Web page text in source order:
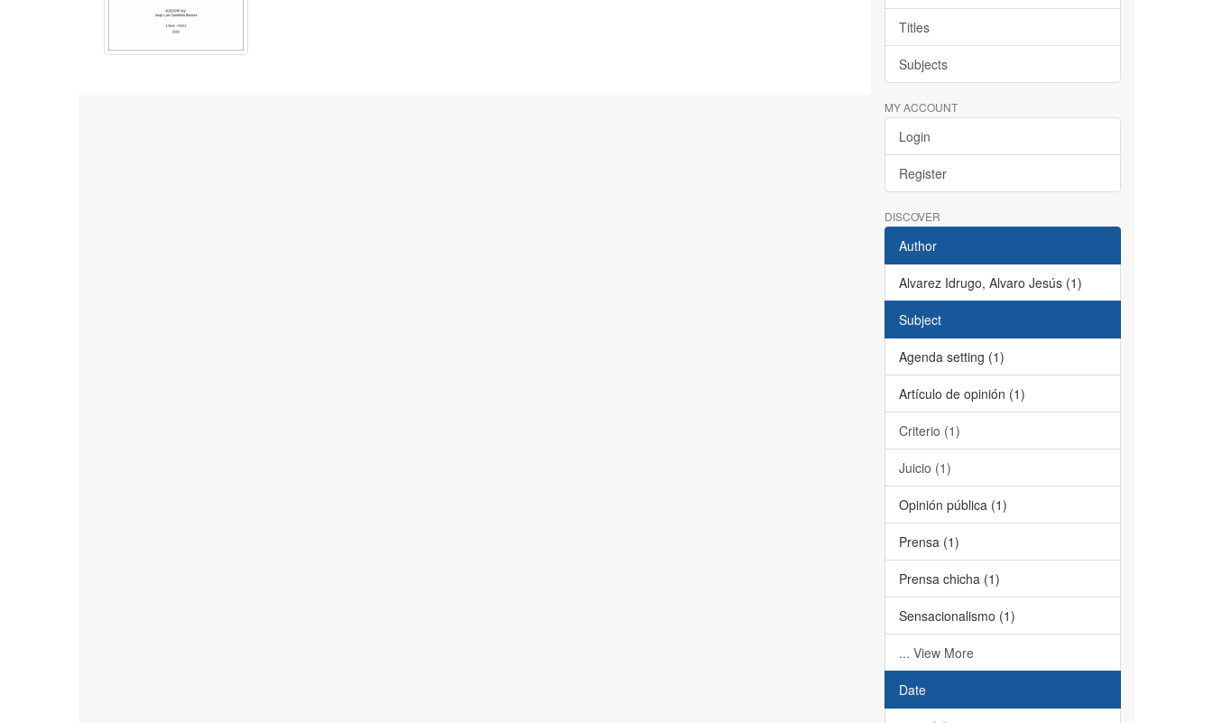
Titles
Subjects
MY ACCOUNT
Login
Register
DISCOVER
Author
Alvarez Idrugo, Alvaro Jesús (1)
Subject
Agenda setting (1)
Artículo de opinión (1)
Criterio (1)
Juicio (1)
Opinión pública (1)
Prensa (1)
Prensa chicha (1)
Sensacionalismo (1)
... View More
Date